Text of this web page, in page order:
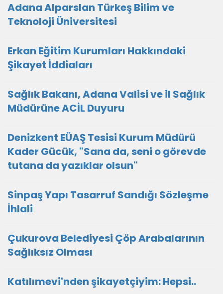
Adana Alparslan Türkeş Bilim ve
Teknoloji Üniversitesi
Erkan Eğitim Kurumları Hakkındaki
Şikayet İddiaları
Sağlık Bakanı, Adana Valisi ve il Sağlık
Müdürüne ACİL Duyuru
Denizkent EÜAŞ Tesisi Kurum Müdürü
Kader Gücük, "Sana da, seni o görevde
tutana da yazıklar olsun"
Sinpaş Yapı Tasarruf Sandığı Sözleşme
İhlali
Çukurova Belediyesi Çöp Arabalarının
Sağlıksız Olması
Katılımevi'nden şikayetçiyim: Hepsi..